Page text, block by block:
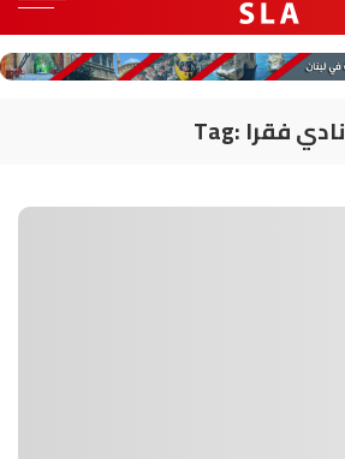
Tag:نادي فقرا